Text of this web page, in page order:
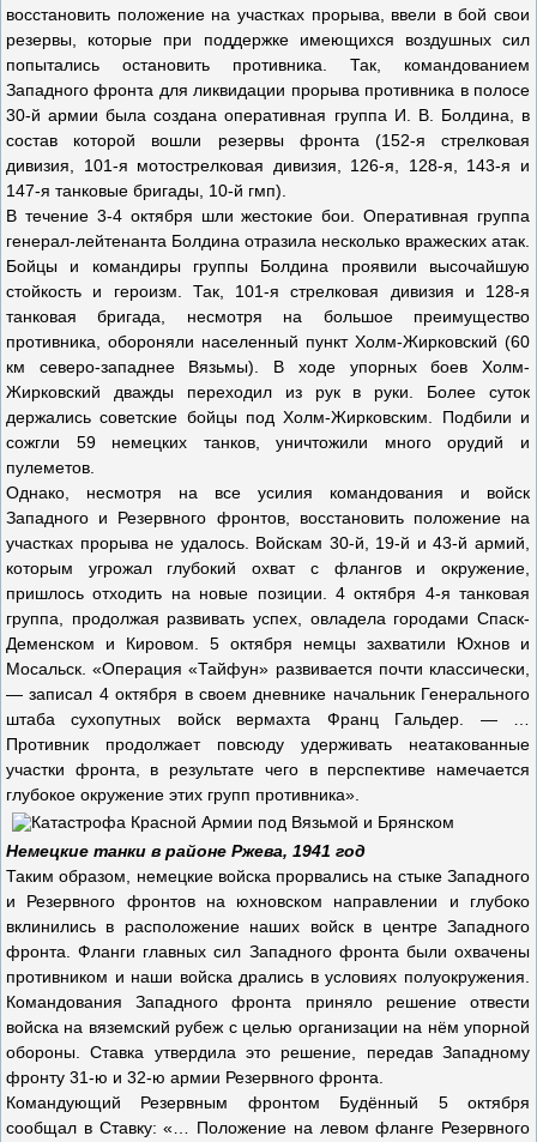
восстановить положение на участках прорыва, ввели в бой свои
резервы, которые при поддержке имеющихся воздушных сил
попытались остановить противника. Так, командованием
Западного фронта для ликвидации прорыва противника в полосе
30-й армии была создана оперативная группа И. В. Болдина, в
состав которой вошли резервы фронта (152-я стрелковая
дивизия, 101-я мотострелковая дивизия, 126-я, 128-я, 143-я и
147-я танковые бригады, 10-й гмп).
В течение 3-4 октября шли жестокие бои. Оперативная группа
генерал-лейтенанта Болдина отразила несколько вражеских атак.
Бойцы и командиры группы Болдина проявили высочайшую
стойкость и героизм. Так, 101-я стрелковая дивизия и 128-я
танковая бригада, несмотря на большое преимущество
противника, обороняли населенный пункт Холм-Жирковский (60
км северо-западнее Вязьмы). В ходе упорных боев Холм-
Жирковский дважды переходил из рук в руки. Более суток
держались советские бойцы под Холм-Жирковским. Подбили и
сожгли 59 немецких танков, уничтожили много орудий и
пулеметов.
Однако, несмотря на все усилия командования и войск
Западного и Резервного фронтов, восстановить положение на
участках прорыва не удалось. Войскам 30-й, 19-й и 43-й армий,
которым угрожал глубокий охват с флангов и окружение,
пришлось отходить на новые позиции. 4 октября 4-я танковая
группа, продолжая развивать успех, овладела городами Спаск-
Деменском и Кировом. 5 октября немцы захватили Юхнов и
Мосальск. «Операция «Тайфун» развивается почти классически,
— записал 4 октября в своем дневнике начальник Генерального
штаба сухопутных войск вермахта Франц Гальдер. — …
Противник продолжает повсюду удерживать неатакованные
участки фронта, в результате чего в перспективе намечается
глубокое окружение этих групп противника».
Немецкие танки в районе Ржева, 1941 год
Таким образом, немецкие войска прорвались на стыке Западного
и Резервного фронтов на юхновском направлении и глубоко
вклинились в расположение наших войск в центре Западного
фронта. Фланги главных сил Западного фронта были охвачены
противником и наши войска дрались в условиях полуокружения.
Командования Западного фронта приняло решение отвести
войска на вяземский рубеж с целью организации на нём упорной
обороны. Ставка утвердила это решение, передав Западному
фронту 31-ю и 32-ю армии Резервного фронта.
Командующий Резервным фронтом Будённый 5 октября
сообщал в Ставку: «… Положение на левом фланге Резервного